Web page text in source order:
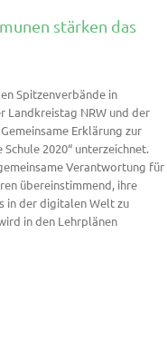
stärken das
Spitzenverbände in
Landkreistag NRW und der
Erklärung zur
2020“ unterzeichnet.
Verantwortung für
übereinstimmend, ihre
in der digitalen Welt zu
in den Lehrplänen